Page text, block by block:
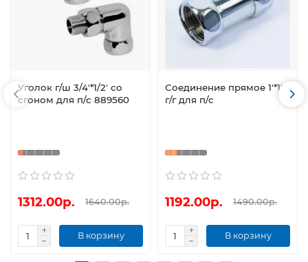
Уголок г/ш 3/4'*1/2' со
сгоном для п/с 889560
1312.00р. 1640.00р.
В корзину
Соединение прямое 1'*1'
г/г для п/с
1192.00р. 1490.00р.
В корзину